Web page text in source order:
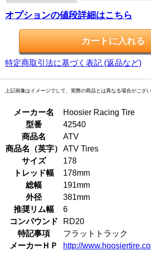
オプションの値段詳細はこちら
特定商取引法に基づく表記 (返品など)
上記画像はイメージでして、実際の商品とは異なる場合がござい
メーカー名
Hoosier Racing Tire
型番
42540
商品名
ATV
商品名（英字）
ATV Tires
サイズ
178
トレッド幅
178mm
総幅
191mm
外径
381mm
推奨リム幅
6
コンパウンド
RD20
特記事項
フラットトラック
メーカーＨＰ
http://